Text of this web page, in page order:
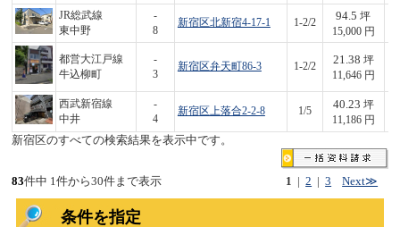
JR総武線
東中野
-
8
新宿区北新宿4-17-1 1-2/2
94.5 坪
15,000 円
都営大江戸線
牛込柳町
-
3
新宿区弁天町86-3 1-2/2
21.38 坪
11,646 円
西武新宿線
中井
-
4
新宿区上落合2-2-8 1/5
40.23 坪
11,186 円
新宿区のすべての検索結果を表示中です。
1 |2 |3 Next≫
83件中 1件から30件まで表示
条件を指定